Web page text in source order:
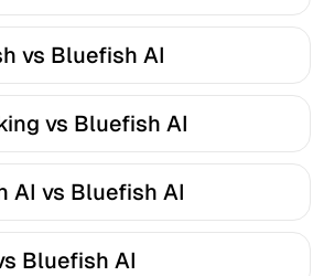
vs Bluefish AI
vs Bluefish AI
AI vs Bluefish AI
Bluefish AI